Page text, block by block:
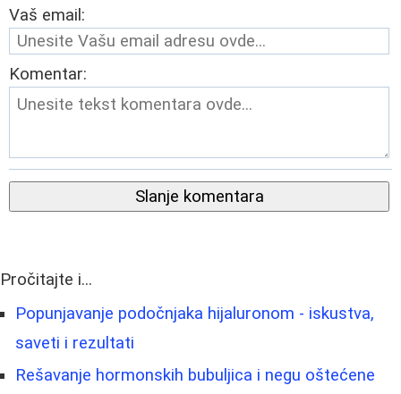
Vaš email:
Komentar:
Slanje komentara
Pročitajte i...
Popunjavanje podočnjaka hijaluronom - iskustva,
saveti i rezultati
Rešavanje hormonskih bubuljica i negu oštećene